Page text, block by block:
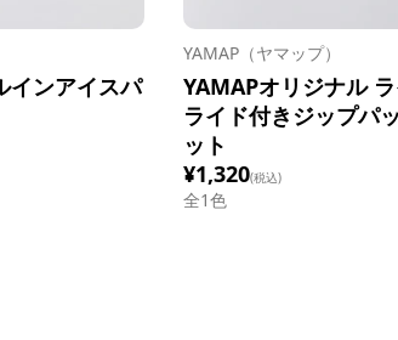
インアイスパ
YAMAP（ヤマップ）
YAMAPオリジナル
ライド付きジップパ
ット
¥1,320(税込)
全1色